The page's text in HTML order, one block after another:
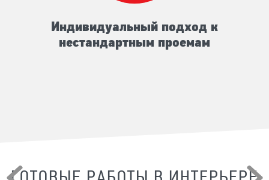
Индивидуальный подход к
нестандартным проемам